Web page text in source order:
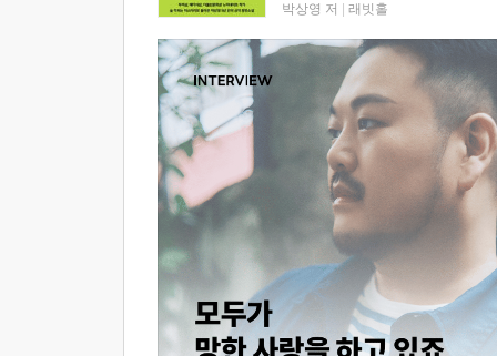
박상영 저 래빗홀